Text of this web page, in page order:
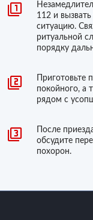
112 и
ситуацию.
ритуальной
порядку
Приготовьте
покойного, а
рядом с
После
обсудите
похорон.